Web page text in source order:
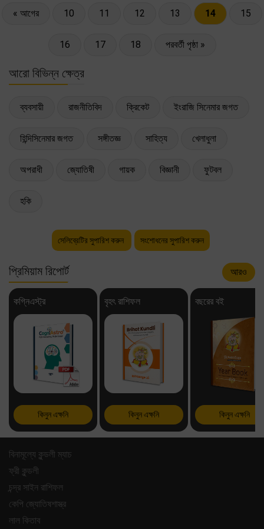
« আগের 10 11 12 13 14 15
16 17 18 পরবর্তী পৃষ্ঠা »
আরো বিভিন্ন ক্ষেত্র
ব্যবসায়ী রাজনীতিবিদ ক্রিকেট ইংরাজি সিনেমার জগত
হিন্দিসিনেমার জগত সঙ্গীতজ্ঞ সাহিত্য খেলাধুলা
অপরাধী জ্যোতিষী গায়ক বিজ্ঞানী ফুটবল
হকি
সেলিব্রেটির সুপারিশ করুন সংশোধনের সুপারিশ করুন
প্রিমিয়াম রিপোর্ট আরও
কগ্নিএস্ট্র
কিনুন এক্ষনি
বৃহৎ রাশিফল
কিনুন এক্ষনি
বছরের বই
কিনুন এক্ষনি
বিনামূল্যে কুন্ডলী ম্যাচ
ফ্রী কুন্ডলী
চন্দ্র সাইন রাশিফল
কেপি জ্যোতিষশাস্ত্র
লাল কিতাব